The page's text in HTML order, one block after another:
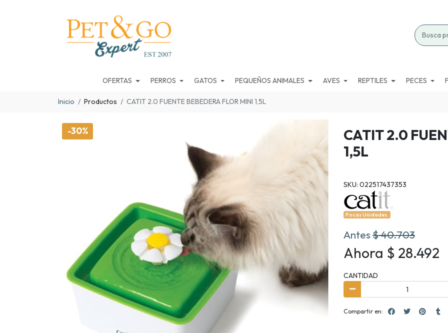
OFERTAS PERROS GATOS PEQUEÑOS ANIMALES AVES REPTILES PECES
Inicio Productos CATIT 2.0 FUENTE BEBEDERA FLOR MINI 1,5L
-30%
CATIT 2.0
1,5L
SKU: 022517437353
Pocas Unidades.
Antes$ 40.703
Ahora $ 28.492
CANTIDAD
Compartir en: